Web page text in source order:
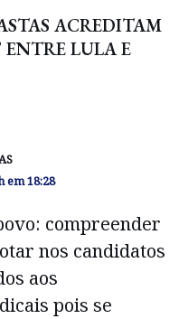
ACREDITAM
LULA E
em 18:28
compreender
nos candidatos
aos
pois se